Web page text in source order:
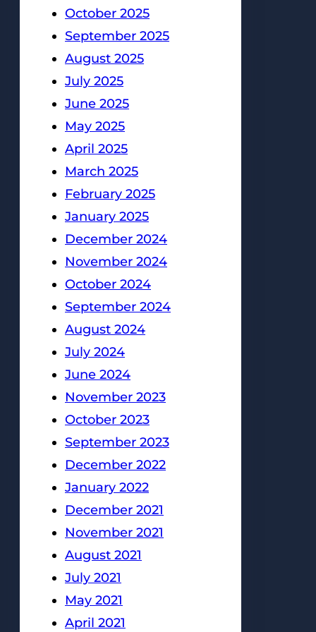
October 2025
September 2025
August 2025
July 2025
June 2025
May 2025
April 2025
March 2025
February 2025
January 2025
December 2024
November 2024
October 2024
September 2024
August 2024
July 2024
June 2024
November 2023
October 2023
September 2023
December 2022
January 2022
December 2021
November 2021
August 2021
July 2021
May 2021
April 2021